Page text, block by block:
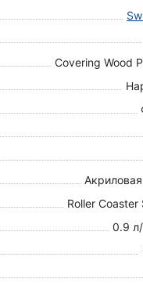
Covering Wood
Roller Coaster
0.9